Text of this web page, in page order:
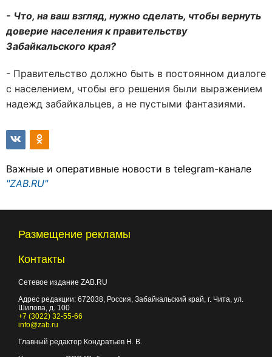
- Что, на ваш взгляд, нужно сделать, чтобы вернуть
доверие населения к правительству
Забайкальского края?
- Правительство должно быть в постоянном диалоге
с населением, чтобы его решения были выражением
надежд забайкальцев, а не пустыми фантазиями.
Важные и оперативные новости в telegram-канале
"ZAB.RU"
Размещение рекламы
Контакты
Сетевое издание ZAB.RU
Адрес редакции: 672038, Россия, Забайкальский край, г. Чита, ул.
Шилова, д. 100
+7 (3022) 32-55-66
info@zab.ru
Главный редактор Кондратьев Н. В.